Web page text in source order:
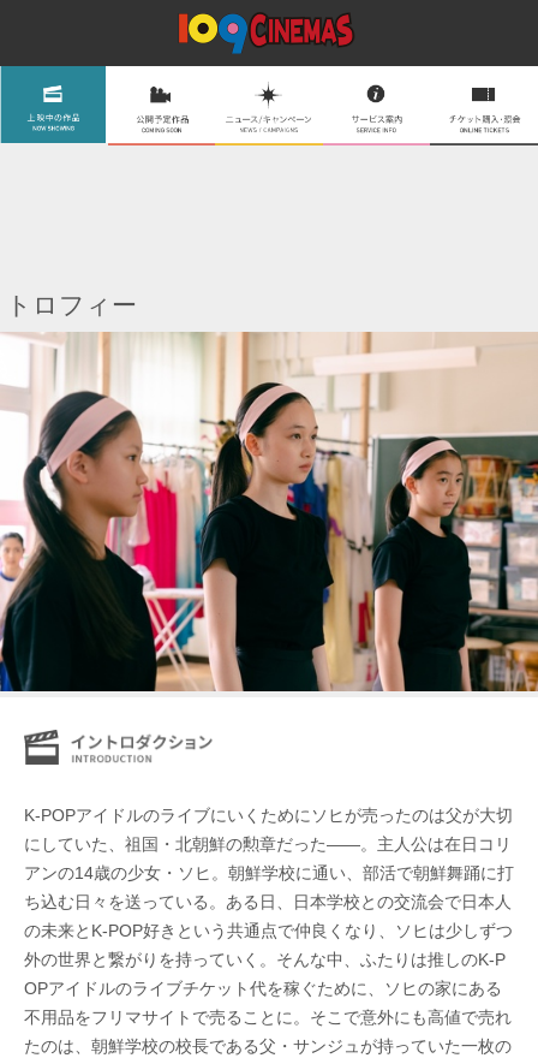
トロフィー
K-POPアイドルのライブにいくためにソヒが売ったのは父が大切
にしていた、祖国・北朝鮮の勲章だった——。主人公は在日コリ
アンの14歳の少女・ソヒ。朝鮮学校に通い、部活で朝鮮舞踊に打
ち込む日々を送っている。ある日、日本学校との交流会で日本人
の未来とK-POP好きという共通点で仲良くなり、ソヒは少しずつ
外の世界と繋がりを持っていく。そんな中、ふたりは推しのK-P
OPアイドルのライブチケット代を稼ぐために、ソヒの家にある
不用品をフリマサイトで売ることに。そこで意外にも高値で売れ
たのは、朝鮮学校の校長である父・サンジュが持っていた一枚の